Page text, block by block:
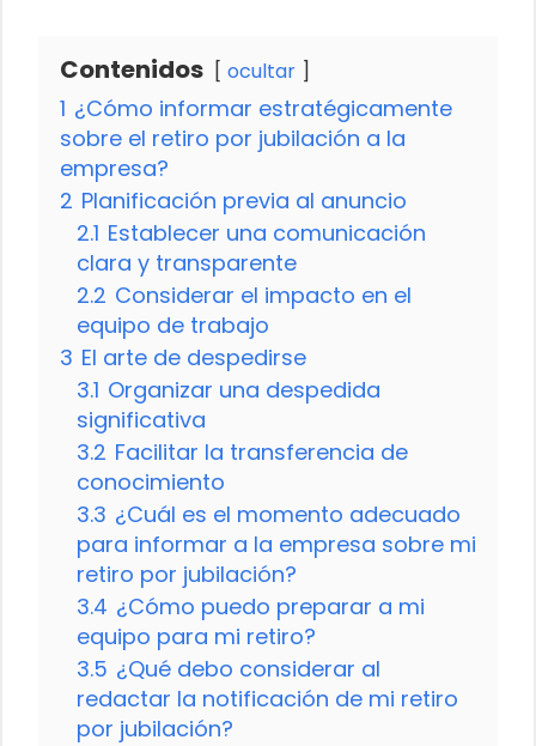
Contenidos ocultar
1 ¿Cómo informar estratégicamente
sobre el retiro por jubilación a la
empresa?
2 Planificación previa al anuncio
2.1 Establecer una comunicación
clara y transparente
2.2 Considerar el impacto en el
equipo de trabajo
3 El arte de despedirse
3.1 Organizar una despedida
significativa
3.2 Facilitar la transferencia de
conocimiento
3.3 ¿Cuál es el momento adecuado
para informar a la empresa sobre mi
retiro por jubilación?
3.4 ¿Cómo puedo preparar a mi
equipo para mi retiro?
3.5 ¿Qué debo considerar al
redactar la notificación de mi retiro
por jubilación?